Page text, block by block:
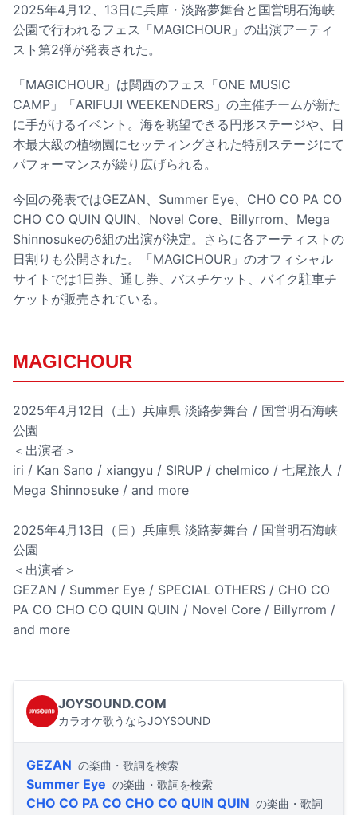
2025年4月12、13日に兵庫・淡路夢舞台と国営明石海峡
公園で行われるフェス「MAGICHOUR」の出演アーティ
スト第2弾が発表された。
「MAGICHOUR」は関西のフェス「ONE MUSIC
CAMP」「ARIFUJI WEEKENDERS」の主催チームが新た
に手がけるイベント。海を眺望できる円形ステージや、日
本最大級の植物園にセッティングされた特別ステージにて
パフォーマンスが繰り広げられる。
今回の発表ではGEZAN、Summer Eye、CHO CO PA CO
CHO CO QUIN QUIN、Novel Core、Billyrrom、Mega
Shinnosukeの6組の出演が決定。さらに各アーティストの
日割りも公開された。「MAGICHOUR」のオフィシャル
サイトでは1日券、通し券、バスチケット、バイク駐車チ
ケットが販売されている。
MAGICHOUR
2025年4月12日（土）兵庫県 淡路夢舞台 / 国営明石海峡
公園
＜出演者＞
iri / Kan Sano / xiangyu / SIRUP / chelmico / 七尾旅人 /
Mega Shinnosuke / and more
2025年4月13日（日）兵庫県 淡路夢舞台 / 国営明石海峡
公園
＜出演者＞
GEZAN / Summer Eye / SPECIAL OTHERS / CHO CO
PA CO CHO CO QUIN QUIN / Novel Core / Billyrrom /
and more
JOYSOUND.COM
カラオケ歌うならJOYSOUND
GEZAN の楽曲・歌詞を検索
Summer Eye の楽曲・歌詞を検索
CHO CO PA CO CHO CO QUIN QUIN の楽曲・歌詞